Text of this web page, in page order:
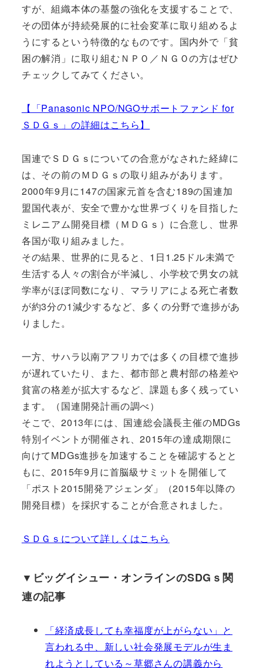
すが、組織本体の基盤の強化を支援することで、
その団体が持続発展的に社会変革に取り組めるよ
うにするという特徴的なものです。国内外で「貧
困の解消」に取り組むＮＰＯ／ＮＧＯの方はぜひ
チェックしてみてください。
【「Panasonic NPO/NGOサポートファンド for
ＳＤＧｓ」の詳細はこちら】
国連でＳＤＧｓについての合意がなされた経緯に
は、その前のＭＤＧｓの取り組みがあります。
2000年9月に147の国家元首を含む189の国連加
盟国代表が、安全で豊かな世界づくりを目指した
ミレニアム開発目標（ＭＤＧｓ）に合意し、世界
各国が取り組みました。
その結果、世界的に見ると、1日1.25ドル未満で
生活する人々の割合が半減し、小学校で男女の就
学率がほぼ同数になり、マラリアによる死亡者数
が約3分の1減少するなど、多くの分野で進捗があ
りました。
一方、サハラ以南アフリカでは多くの目標で進捗
が遅れていたり、また、都市部と農村部の格差や
貧富の格差が拡大するなど、課題も多く残ってい
ます。（国連開発計画の調べ）
そこで、2013年には、国連総会議長主催のMDGs
特別イベントが開催され、2015年の達成期限に
向けてMDGs進捗を加速することを確認するとと
もに、2015年9月に首脳級サミットを開催して
「ポスト2015開発アジェンダ」（2015年以降の
開発目標）を採択することが合意されました。
ＳＤＧｓについて詳しくはこちら
▼ビッグイシュー・オンラインのSDGｓ関
連の記事
「経済成長しても幸福度が上がらない」と
言われる中、新しい社会発展モデルが生ま
れようとしている～草郷さんの講義から